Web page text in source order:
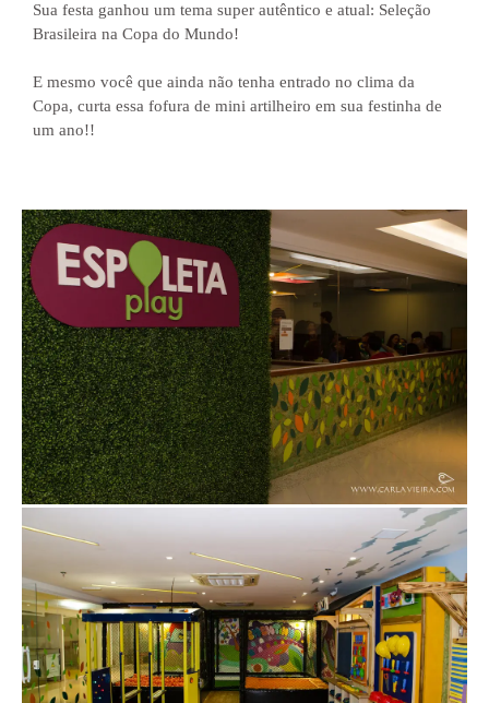
Sua festa ganhou um tema super autêntico e atual: Seleção
Brasileira na Copa do Mundo!
E mesmo você que ainda não tenha entrado no clima da
Copa, curta essa fofura de mini artilheiro em sua festinha de
um ano!!